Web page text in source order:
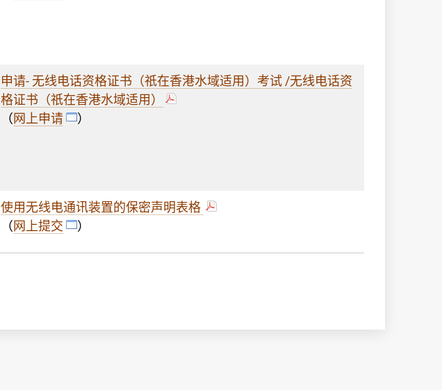
申请- 无线电话资格证书（祇在香港水域适用）考试 /无线电话资
格证书（祇在香港水域适用）
（网上申请 ）
使用无线电通讯装置的保密声明表格
（网上提交 ）